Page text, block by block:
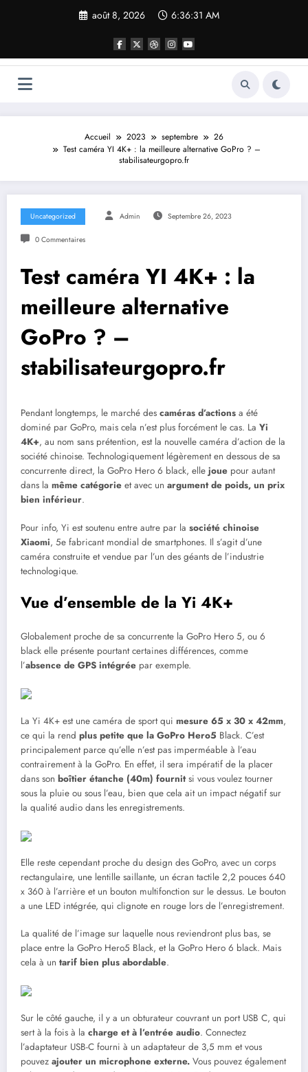
août 8, 2026 6:36:31 AM
Accueil 2023 septembre
26
Test caméra YI 4K+ : la meilleure alternative GoPro ? –
stabilisateurgopro.fr
Uncategorized Admin Septembre 26, 2023
0 Commentaires
Test caméra YI 4K+ : la
meilleure alternative
GoPro ? –
stabilisateurgopro.fr
Pendant longtemps, le marché des caméras d’actions a été
dominé par GoPro, mais cela n’est plus forcément le cas. La Yi
4K+, au nom sans prétention, est la nouvelle caméra d’action de la
société chinoise. Technologiquement légèrement en dessous de sa
concurrente direct, la GoPro Hero 6 black, elle joue pour autant
dans la même catégorie et avec un argument de poids, un prix
bien inférieur.
Pour info, Yi est soutenu entre autre par la société chinoise
Xiaomi, 5e fabricant mondial de smartphones. Il s’agit d’une
caméra construite et vendue par l’un des géants de l’industrie
technologique.
Vue d’ensemble de la Yi 4K+
Globalement proche de sa concurrente la GoPro Hero 5, ou 6
black elle présente pourtant certaines différences, comme
l’absence de GPS intégrée par exemple.
La Yi 4K+ est une caméra de sport qui mesure 65 x 30 x 42mm,
ce qui la rend plus petite que la GoPro Hero5 Black. C’est
principalement parce qu’elle n’est pas imperméable à l’eau
contrairement à la GoPro. En effet, il sera impératif de la placer
dans son boîtier étanche (40m) fournitsi vous voulez tourner
sous la pluie ou sous l’eau, bien que cela ait un impact négatif sur
la qualité audio dans les enregistrements.
Elle reste cependant proche du design des GoPro, avec un corps
rectangulaire, une lentille saillante, un écran tactile 2,2 pouces 640
x 360 à l’arrière et un bouton multifonction sur le dessus. Le bouton
a une LED intégrée, qui clignote en rouge lors de l’enregistrement.
La qualité de l’image sur laquelle nous reviendront plus bas, se
place entre la GoPro Hero5 Black, et la GoPro Hero 6 black. Mais
cela à un tarif bien plus abordable.
Sur le côté gauche, il y a un obturateur couvrant un port USB C, qui
sert à la fois à la charge et à l’entrée audio. Connectez
l’adaptateur USB-C fourni à un adaptateur de 3,5 mm et vous
pouvez ajouter un microphone externe. Vous pouvez également